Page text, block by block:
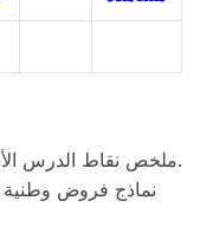
ملخص نقاط الدرس الأساسية بأسلوب مبسّط وسهل الحفظ.
نماذج فروض